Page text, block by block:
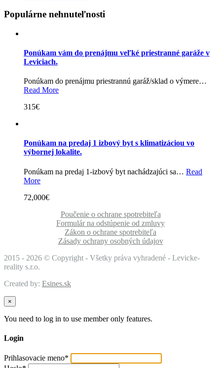
Populárne nehnuteľnosti
Ponúkam vám do prenájmu veľké priestranné garáže v
Leviciach.
Ponúkam do prenájmu priestrannú garáž/sklad o výmere…
Read More
315€
Ponúkam na predaj 1 izbový byt s klimatizáciou vo
výbornej lokalite.
Ponúkam na predaj 1-izbový byt nachádzajúci sa… Read
More
72,000€
Poučenie o ochrane spotrebiteľa
Formulár na odstúpenie od zmluvy
Zákon o ochrane spotrebiteľa
Zásady ochrany osobných údajov
2015 - 2026 © Copyright - Všetky práva vyhradené - Levicke-
reality s.r.o.
Created by: Esines.sk
×
You need to log in to use member only features.
Login
Prihlasovacie meno*